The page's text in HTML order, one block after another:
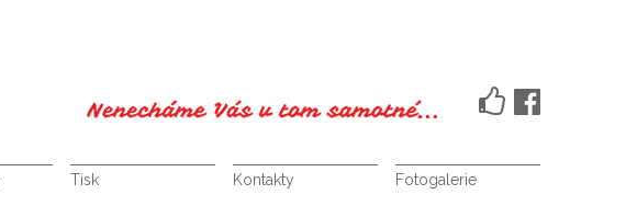
Tisk Kontakty Fotogalerie